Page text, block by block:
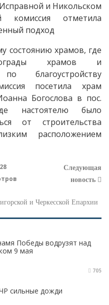
и Никольском
отметила
подход
состоянию храмов, где
храмов и
благоустройству
посетила храм
Богослова в пос.
настоятелю было
от строительства
расположением
Следующая
новость
и Черкесской Епархии
Победы водрузят над
9 мая
705
сильные дожди